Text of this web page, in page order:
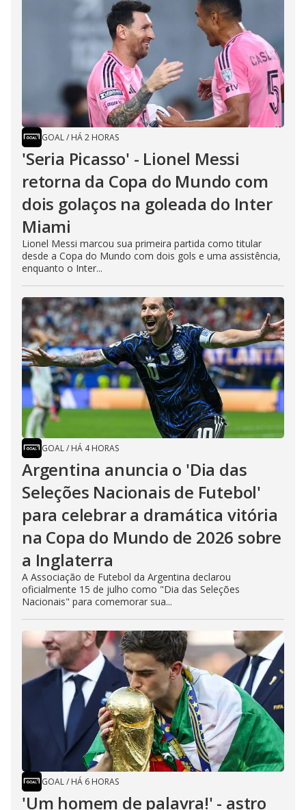
GOAL/ HÁ 2 HORAS
'Seria Picasso' - Lionel Messi
retorna da Copa do Mundo com
dois golaços na goleada do Inter
Miami
Lionel Messi marcou sua primeira partida como titular
desde a Copa do Mundo com dois gols e uma assistência,
enquanto o Inter...
GOAL/ HÁ 4 HORAS
Argentina anuncia o 'Dia das
Seleções Nacionais de Futebol'
para celebrar a dramática vitória
na Copa do Mundo de 2026 sobre
a Inglaterra
A Associação de Futebol da Argentina declarou
oficialmente 15 de julho como "Dia das Seleções
Nacionais" para comemorar sua...
GOAL/ HÁ 6 HORAS
'Um homem de palavra!' - astro